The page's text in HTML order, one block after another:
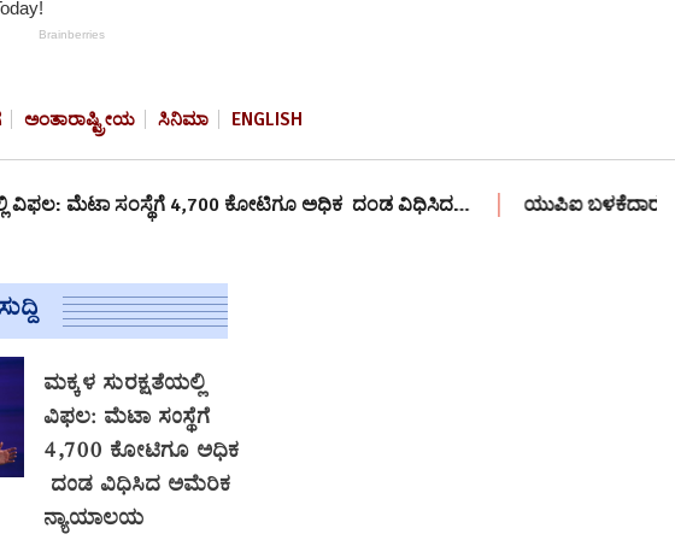
ಅಂತಾರಾಷ್ಟ್ರೀಯ ಸಿನಿಮಾ ENGLISH
4,700 ಕೋಟಿಗೂ ಅಧಿಕ ದಂಡ ವಿಧಿಸಿದ… ಯುಪಿಐ ಬಳಕೆದಾರರು ಶುಲ್ಕ
ಮಕ್ಕಳ ಸುರಕ್ಷತೆಯಲ್ಲಿ
ವಿಫಲ: ಮೆಟಾ ಸಂಸ್ಥೆಗೆ
4,700 ಕೋಟಿಗೂ ಅಧಿಕ
ದಂಡ ವಿಧಿಸಿದ ಅಮೆರಿಕ
ನ್ಯಾಯಾಲಯ